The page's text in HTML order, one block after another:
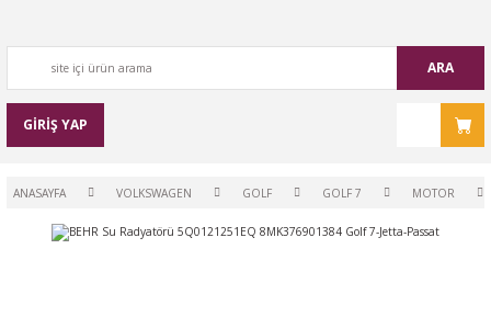
ARA
GİRİŞ YAP
ANASAYFA VOLKSWAGEN GOLF GOLF 7 MOTOR